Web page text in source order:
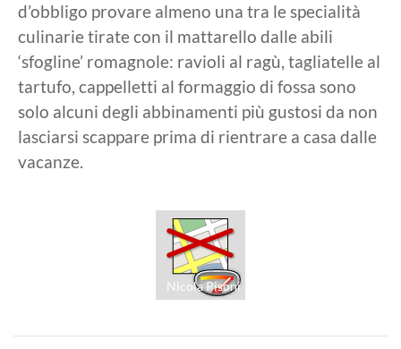
d’obbligo provare almeno una tra le specialità
culinarie tirate con il mattarello dalle abili
‘sfogline’ romagnole: ravioli al ragù, tagliatelle al
tartufo, cappelletti al formaggio di fossa sono
solo alcuni degli abbinamenti più gustosi da non
lasciarsi scappare prima di rientrare a casa dalle
vacanze.
Nicola Pisoni